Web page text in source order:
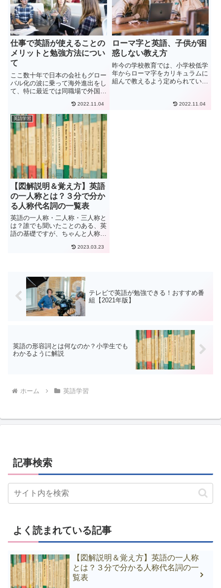
仕事で英語が使えることの
メリットと勉強方法につい
て
ここ数十年で日本の会社もグロー
バル化の波に乗って海外進出をし
て、特に最近では同職場で外国人
ことではありません。また、この
ことにより、仕事で英語を使うこ
とが求められることが多く、英語
学習をするためにスクールに通
っ...
2022.11.04
ローマ字と英語、子供が困
惑しない教え方
昨今の学校教育では、小学校低学
年からローマ字をカリキュラムに
組んで教えるよう定められている
る場所は多くあり、また、パソコ
2022.11.04
英語学習
【図解説明＆覚え方】英語
の一人称とは？３分で分か
る人称代名詞の一覧表
英語の一人称・二人称・三人称と
は？誰でも聞いたことのある、英
語の基礎ですが、ちゃんと人称や
解していないと、その後の英文法
2023.03.23
テレビで英語が勉強できる！おすすめ番
組【2021年版】
英語の形容詞とは何なのか？小学生でも
わかるように解説
ホーム 英語学習
記事検索
よく読まれている記事
【図解説明＆覚え方】英語の一人称
とは？３分で分かる人称代名詞の一
覧表